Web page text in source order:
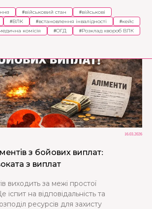
#військовий стан #військові
#ВЛК #встановлення інвалідності #кейс
комісія #ОГД #Розклад хвороб ВЛК
16.03.2026
з бойових виплат:
з виплат
виходить за межі простої
іспит на відповідальність та
ресурсів для захисту